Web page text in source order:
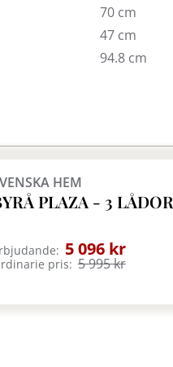
70 cm
47 cm
94.8 cm
HEM
PLAZA - 3 LÅDOR
5 096 kr
pris: 5 995 kr